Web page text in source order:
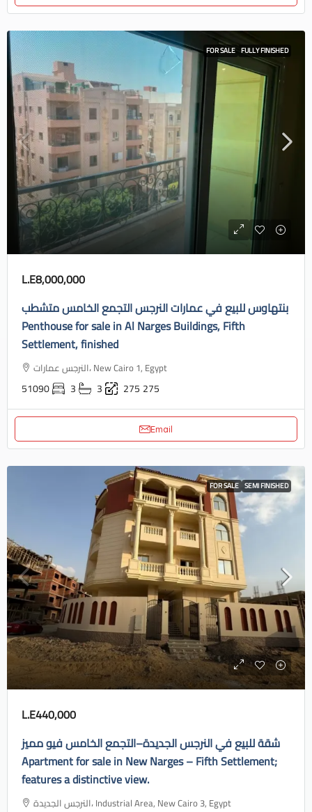
FOR SALE FULLY FINISHED
L.E8,000,000
بنتهاوس للبيع في عمارات النرجس التجمع الخامس متشطب
Penthouse for sale in Al Narges Buildings, Fifth
Settlement, finished
النرجس عمارات، New Cairo 1, Egypt
51090 3 3 275 275
Email
FOR SALE SEMI FINISHED
L.E440,000
شقة للبيع في النرجس الجديدة–التجمع الخامس فيو مميز
Apartment for sale in New Narges – Fifth Settlement;
features a distinctive view.
النرجس الجديدة، Industrial Area, New Cairo 3, Egypt